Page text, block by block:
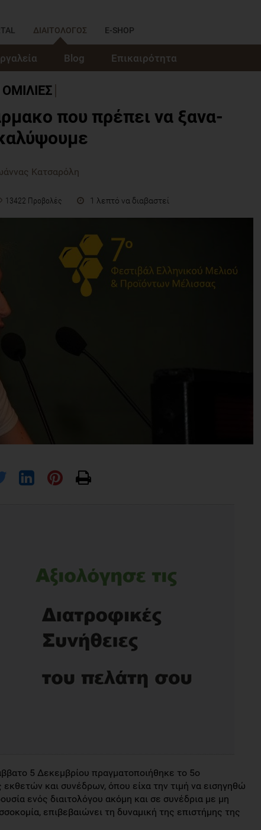
ΔΙΑΙΤΟΛΟΓΟΣ E-SHOP
Blog Επικαιρότητα
ΟΜΙΛΙΕΣ
που πρέπει να ξανα-
Κατσαρόλη
13422 Προβολές 1 λεπτό να διαβαστεί
5 Δεκεμβρίου πραγματοποιήθηκε το 5ο
και συνέδρων, όπου είχα την τιμή να εισηγηθώ
ενός διαιτολόγου ακόμη και σε συνέδρια με μη
επιβεβαιώνει τη δυναμική της επιστήμης της